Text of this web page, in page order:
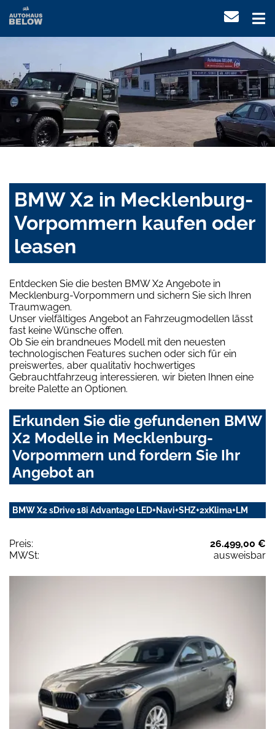
BMW X2 in Mecklenburg-
Vorpommern kaufen oder
leasen
Entdecken Sie die besten BMW X2 Angebote in
Mecklenburg-Vorpommern und sichern Sie sich Ihren
Traumwagen.
Unser vielfältiges Angebot an Fahrzeugmodellen lässt
fast keine Wünsche offen.
Ob Sie ein brandneues Modell mit den neuesten
technologischen Features suchen oder sich für ein
preiswertes, aber qualitativ hochwertiges
Gebrauchtfahrzeug interessieren, wir bieten Ihnen eine
breite Palette an Optionen.
Erkunden Sie die gefundenen BMW
X2 Modelle in Mecklenburg-
Vorpommern und fordern Sie Ihr
Angebot an
BMW X2 sDrive 18i Advantage LED+Navi+SHZ+2xKlima+LM
Preis:
26.499,00 €
MWSt:
ausweisbar